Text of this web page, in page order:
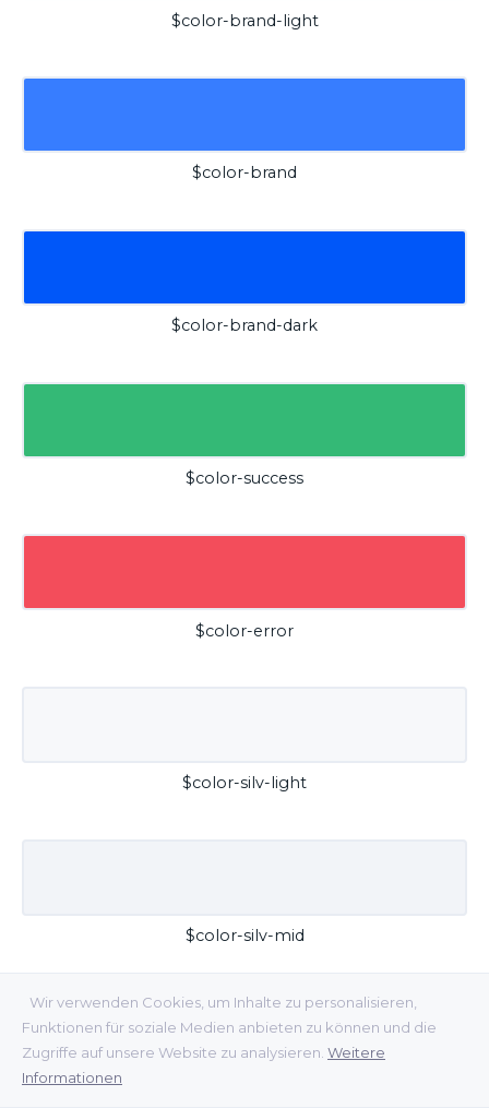
Wir verwenden Cookies, um Inhalte zu personalisieren,
Funktionen für soziale Medien anbieten zu können und die
Zugriffe auf unsere Website zu analysieren. Weitere
Informationen
$color-brand-light
$color-brand
$color-brand-dark
$color-success
$color-error
$color-silv-light
$color-silv-mid